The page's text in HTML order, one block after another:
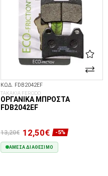
ΚΩΔ. FDB2042EF
ΤΑΚΑΚΙΑ FERODO
ΟΡΓΑΝΙΚΆ ΜΠΡΟΣΤΆ
FDB2042EF
13,20€ 12,50€ -5%
ΆΜΕΣΑ ΔΙΑΘΈΣΙΜΟ